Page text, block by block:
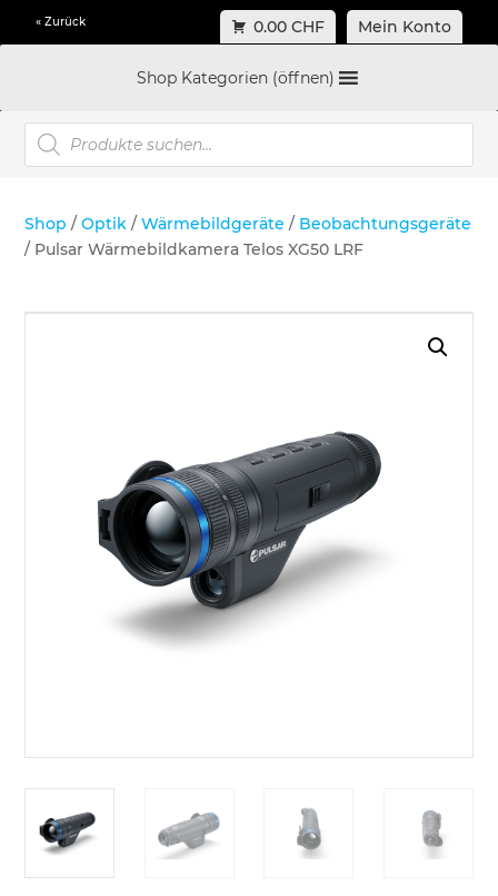
« Zurück 0.00 CHF Mein Konto
Shop Kategorien (öffnen)
Products
search
Shop /Optik /Wärmebildgeräte / Beobachtungsgeräte
/ Pulsar Wärmebildkamera Telos XG50 LRF